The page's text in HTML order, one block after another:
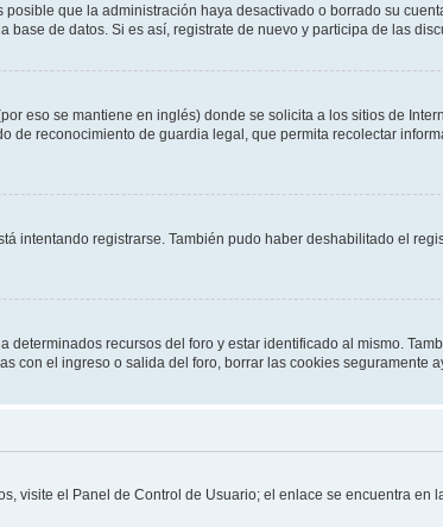
que la administración haya desactivado o borrado su
de datos. Si es así, registrate de nuevo y participa de las
eso se mantiene en inglés) donde se solicita a los sitios de
reconocimiento de guardia legal, que permita recolectar
registrarse. También pudo haber deshabilitado el
recursos del foro y estar identificado al mismo.
con el ingreso o salida del foro, borrar las cookies seguramente
visite el Panel de Control de Usuario; el enlace se encuentra en